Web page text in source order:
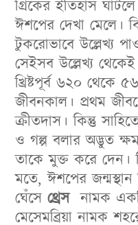
গ্রিকের ইতিহাস
ঈশপের দেখা মেলে।
টুকরোভাবে উল্লেখ্য
সেইসব উল্লেখ্য
খ্রিষ্টপূর্ব ৬২০ থেকে
জীবনকাল। প্রথম
ক্রীতদাস। কিন্তু
ও গল্প বলার অদ্ভুত
তাকে মুক্ত করে দেন।
মতে, ঈশপের জন্মস্থান
ঘেঁসেথ্রেস নামক
মেসেমব্রিয়া নামক